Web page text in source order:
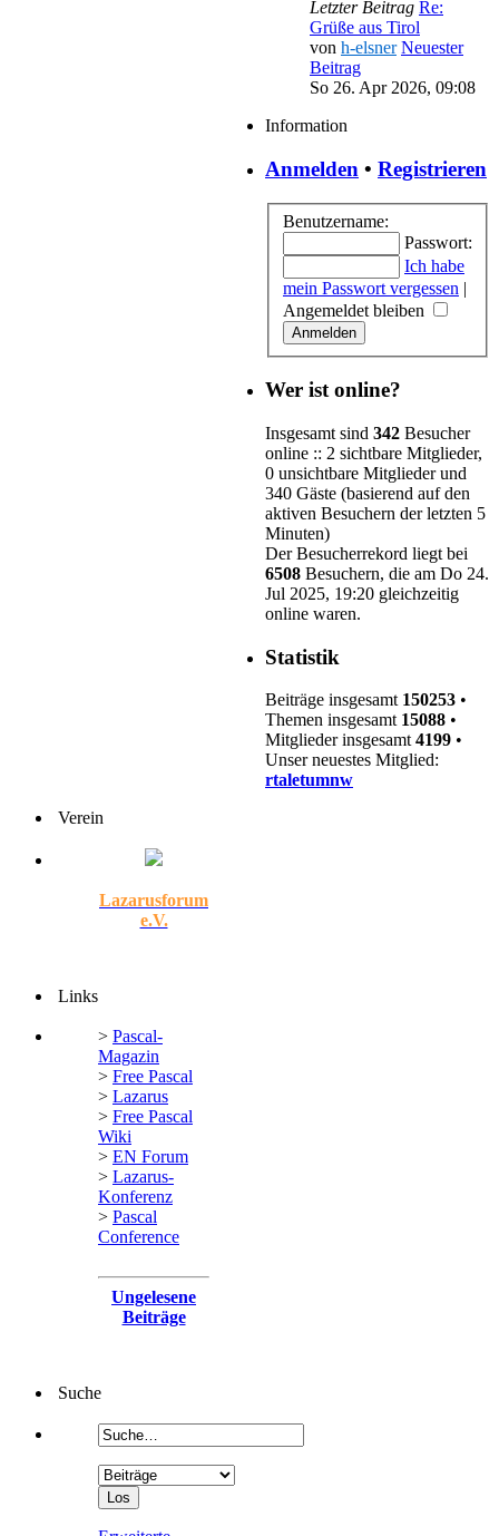
Letzter Beitrag Re:
Grüße aus Tirol
von h-elsner Neuester
Beitrag
So 26. Apr 2026, 09:08
Information
Anmelden • Registrieren
Benutzername:
Passwort:
Ich habe
mein Passwort vergessen |
Angemeldet bleiben
Wer ist online?
Insgesamt sind 342 Besucher
online :: 2 sichtbare Mitglieder,
0 unsichtbare Mitglieder und
340 Gäste (basierend auf den
aktiven Besuchern der letzten 5
Minuten)
Der Besucherrekord liegt bei
6508 Besuchern, die am Do 24.
Jul 2025, 19:20 gleichzeitig
online waren.
Statistik
Beiträge insgesamt 150253 •
Themen insgesamt 15088 •
Mitglieder insgesamt 4199 •
Unser neuestes Mitglied:
rtaletumnw
Verein
Lazarusforum
e.V.
Links
> Pascal-
Magazin
> Free Pascal
> Lazarus
> Free Pascal
Wiki
> EN Forum
> Lazarus-
Konferenz
> Pascal
Conference
Ungelesene
Beiträge
Suche